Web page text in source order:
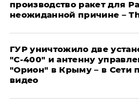
производство ракет для
неожиданной причине –
ГУР уничтожило две
"С‑400" и антенну
"Орион" в Крыму – в Сети
видео